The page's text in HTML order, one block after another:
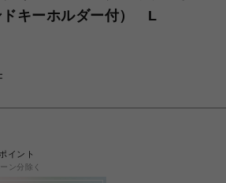
ドキーホルダー付） L
ポイント
ン分除く